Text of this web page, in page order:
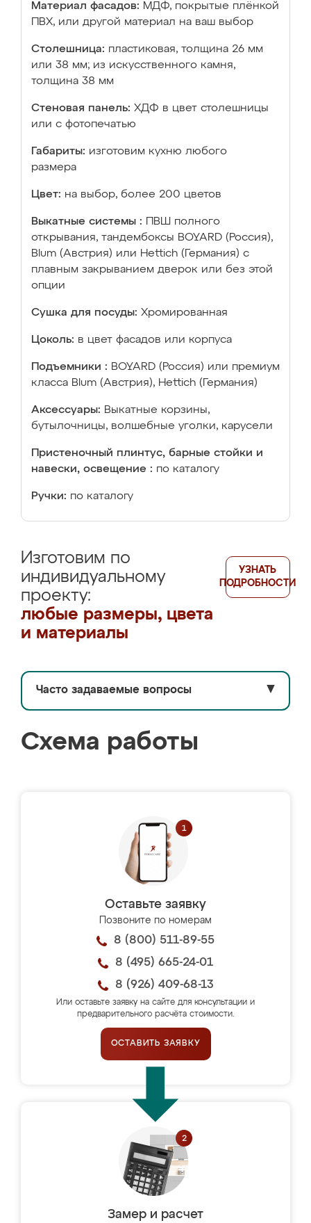
Материал фасадов: МДФ, покрытые плёнкой
ПВХ, или другой материал на ваш выбор
Столешница: пластиковая, толщина 26 мм
или 38 мм; из искусственного камня,
толщина 38 мм
Стеновая панель: ХДФ в цвет столешницы
или с фотопечатью
Габариты: изготовим кухню любого
размера
Цвет: на выбор, более 200 цветов
Выкатные системы :
ПВШ полного
открывания, тандембоксы BOYARD (Россия),
Blum (Австрия) или Hettich (Германия) с
плавным закрыванием дверок или без этой
опции
Сушка для посуды: Хромированная
Цоколь: в цвет фасадов или корпуса
Подъемники : BOYARD (Россия) или премиум
класса Blum (Австрия), Hettich (Германия)
Аксессуары: Выкатные корзины,
бутылочницы, волшебные уголки, карусели
Пристеночный плинтус, барные стойки и
навески, освещение : по каталогу
Ручки: по каталогу
Изготовим по
индивидуальному
проекту:
любые размеры, цвета
и материалы
УЗНАТЬ
ПОДРОБНОСТИ
Часто задаваемые вопросы ▼
Схема работы
Оставьте заявку
Позвоните по номерам
8 (800) 511-89-55
8 (495) 665-24-01
8 (926) 409-68-13
Или оставьте заявку на сайте для консультации и
предварительного расчёта стоимости.
ОСТАВИТЬ ЗАЯВКУ
Замер и расчет